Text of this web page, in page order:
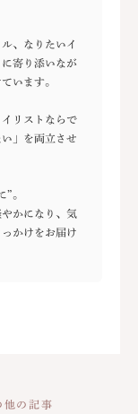
、なりたいイ
寄り添いなが
います。
リストならで
」を両立させ
”。
かになり、気
かけをお届け
他の記事